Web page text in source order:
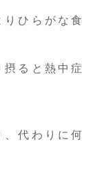
ひらがな食
ると熱中症
代わりに何